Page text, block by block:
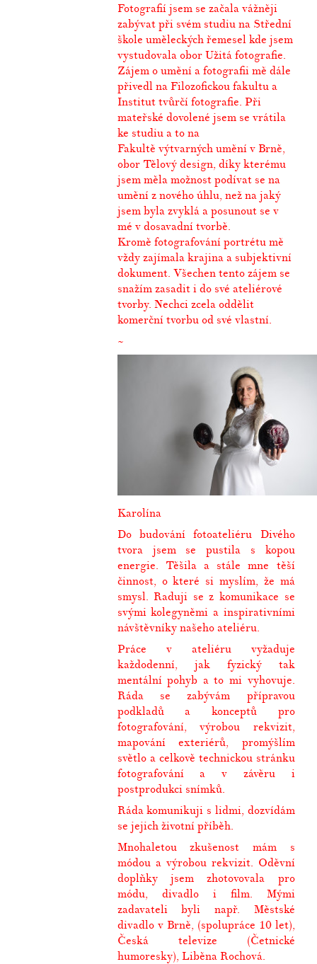
Fotografií jsem se začala vážněji
zabývat při svém studiu na Střední
škole uměleckých řemesel kde jsem
vystudovala obor Užitá fotografie.
Zájem o umění a fotografii mě dále
přivedl na Filozofickou fakultu a
Institut tvůrčí fotografie. Při
mateřské dovolené jsem se vrátila
ke studiu a to na
Fakultě výtvarných umění v Brně,
obor Tělový design, díky kterému
jsem měla možnost podívat se na
umění z nového úhlu, než na jaký
jsem byla zvyklá a posunout se v
mé v dosavadní tvorbě.
Kromě fotografování portrétu mě
vždy zajímala krajina a subjektivní
dokument. Všechen tento zájem se
snažím zasadit i do své ateliérové
tvorby. Nechci zcela oddělit
komerční tvorbu od své vlastní.
~
Karolína
Do budování fotoateliéru Divého
tvora jsem se pustila s kopou
energie. Těšila a stále mne těší
činnost, o které si myslím, že má
smysl. Raduji se z komunikace se
svými kolegyněmi a inspirativními
návštěvníky našeho ateliéru.
Práce v ateliéru vyžaduje
každodenní, jak fyzický tak
mentální pohyb a to mi vyhovuje.
Ráda se zabývám přípravou
podkladů a konceptů pro
fotografování, výrobou rekvizit,
mapování exteriérů, promýšlím
světlo a celkově technickou stránku
fotografování a v závěru i
postprodukci snímků.
Ráda komunikuji s lidmi, dozvídám
se jejich životní příběh.
Mnohaletou zkušenost mám s
módou a výrobou rekvizit. Oděvní
doplňky jsem zhotovovala pro
módu, divadlo i film. Mými
zadavateli byli např. Městské
divadlo v Brně, (spolupráce 10 let),
Česká televize (Četnické
humoresky), Liběna Rochová.